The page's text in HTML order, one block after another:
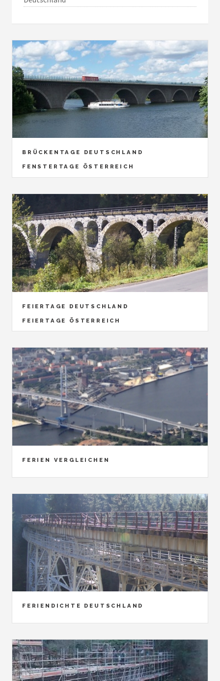
BRÜCKENTAGE DEUTSCHLAND
FENSTERTAGE ÖSTERREICH
FEIERTAGE DEUTSCHLAND
FEIERTAGE ÖSTERREICH
FERIEN VERGLEICHEN
FERIENDICHTE DEUTSCHLAND